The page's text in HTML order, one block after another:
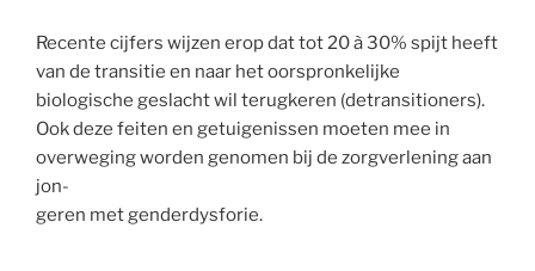
Recente cijfers wijzen erop dat tot 20 à 30% spijt heeft
van de transitie en naar het oorspronkelijke
biologische geslacht wil terugkeren (detransitioners).
Ook deze feiten en getuigenissen moeten mee in
overweging worden genomen bij de zorgverlening aan
jon-
geren met genderdysforie.